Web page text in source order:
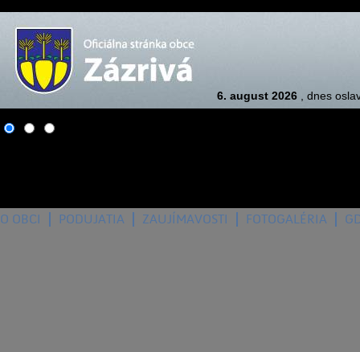
6. august 2026 , dnes
O OBCI PODUJATIA ZAUJÍMAVOSTI FOTOGALÉRIA